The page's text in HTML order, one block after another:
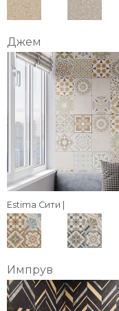
Джем
Estima Сити |
Импрув